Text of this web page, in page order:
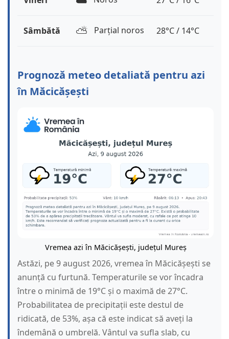
Sâmbătă ⛅️ Parțial noros 28°C / 14°C
Prognoză meteo detaliată pentru azi
în Măcicășești
Vremea azi în Măcicășești, județul Mureș
Astăzi, pe 9 august 2026, vremea în Măcicășești se
anunță cu furtună. Temperaturile se vor încadra
între o minimă de 19°C și o maximă de 27°C.
Probabilitatea de precipitații este destul de
ridicată, de 53%, așa că este indicat să aveți la
îndemână o umbrelă. Vântul va sufla slab, cu